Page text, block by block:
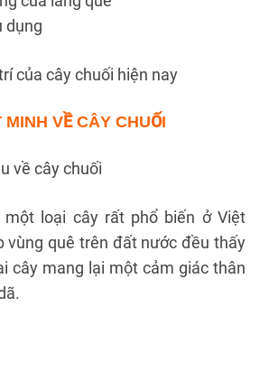
dụng
của cây chuối hiện nay
MINH VỀ CÂY CHUỐI
về cây chuối
một loại cây rất phổ biến ở Việt
vùng quê trên đất nước đều thấy
cây mang lại một cảm giác thân